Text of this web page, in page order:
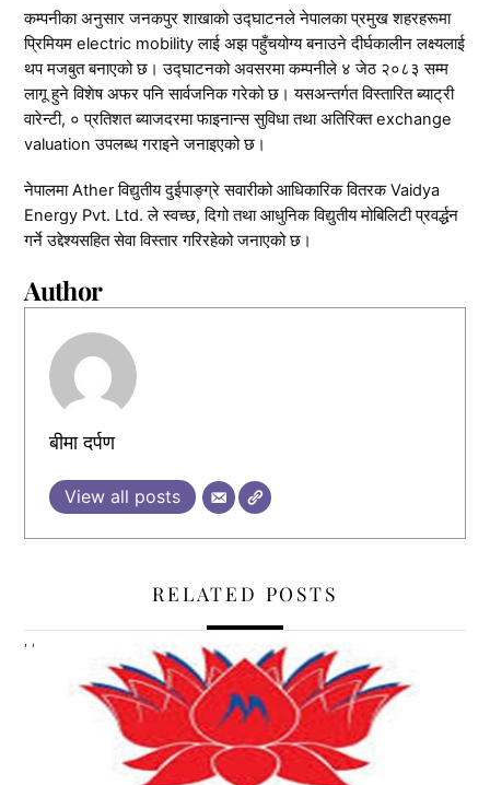
कम्पनीका अनुसार जनकपुर शाखाको उद्घाटनले नेपालका प्रमुख शहरहरूमा
प्रिमियम electric mobility लाई अझ पहुँचयोग्य बनाउने दीर्घकालीन लक्ष्यलाई
थप मजबुत बनाएको छ। उद्घाटनको अवसरमा कम्पनीले ४ जेठ २०८३ सम्म
लागू हुने विशेष अफर पनि सार्वजनिक गरेको छ। यसअन्तर्गत विस्तारित ब्याट्री
वारेन्टी, ० प्रतिशत ब्याजदरमा फाइनान्स सुविधा तथा अतिरिक्त exchange
valuation उपलब्ध गराइने जनाइएको छ।
नेपालमा Ather विद्युतीय दुईपाङ्ग्रे सवारीको आधिकारिक वितरक Vaidya
Energy Pvt. Ltd. ले स्वच्छ, दिगो तथा आधुनिक विद्युतीय मोबिलिटी प्रवर्द्धन
गर्ने उद्देश्यसहित सेवा विस्तार गरिरहेको जनाएको छ।
Author
बीमा दर्पण
View all posts
RELATED POSTS
, ,